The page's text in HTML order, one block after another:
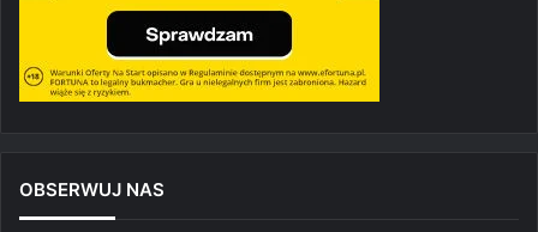
OBSERWUJ NAS